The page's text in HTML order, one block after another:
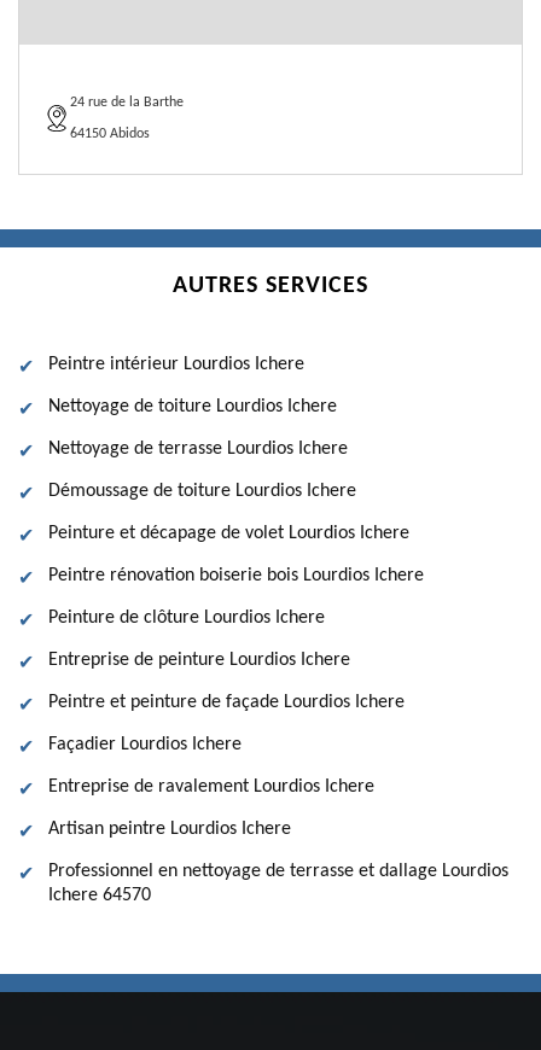
24 rue de la Barthe
64150 Abidos
AUTRES SERVICES
Peintre intérieur Lourdios Ichere
Nettoyage de toiture Lourdios Ichere
Nettoyage de terrasse Lourdios Ichere
Démoussage de toiture Lourdios Ichere
Peinture et décapage de volet Lourdios Ichere
Peintre rénovation boiserie bois Lourdios Ichere
Peinture de clôture Lourdios Ichere
Entreprise de peinture Lourdios Ichere
Peintre et peinture de façade Lourdios Ichere
Façadier Lourdios Ichere
Entreprise de ravalement Lourdios Ichere
Artisan peintre Lourdios Ichere
Professionnel en nettoyage de terrasse et dallage Lourdios
Ichere 64570